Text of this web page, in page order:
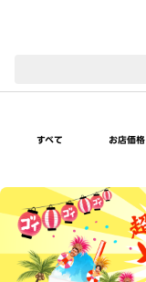
すべて お店価格
超ゴイゴイヤスー夏祭